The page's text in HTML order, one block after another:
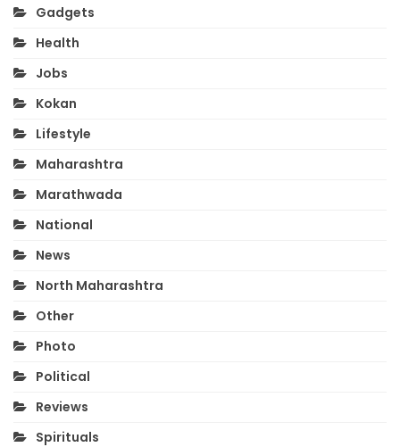
Gadgets
Health
Jobs
Kokan
Lifestyle
Maharashtra
Marathwada
National
News
North Maharashtra
Other
Photo
Political
Reviews
Spirituals